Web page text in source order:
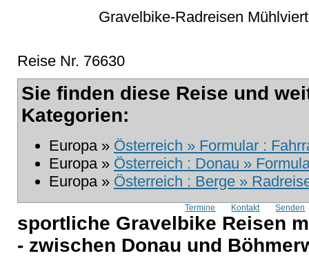
Gravelbike-Radreisen
Reise Nr. 76630
Sie finden diese Reise und
Kategorien:
Europa » Österreich » Formular :
Europa » Österreich : Donau »
Europa » Österreich : Berge »
Termine Kontakt Senden
sportliche Gravelbike Reisen
- zwischen Donau und